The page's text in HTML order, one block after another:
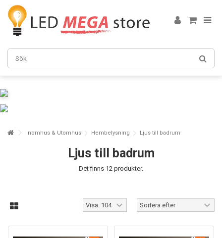
Inomhus & Utomhus Hembelysning Ljus till badrum
Ljus till badrum
Det finns 12 produkter.